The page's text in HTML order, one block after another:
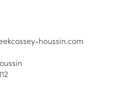
houssin.com